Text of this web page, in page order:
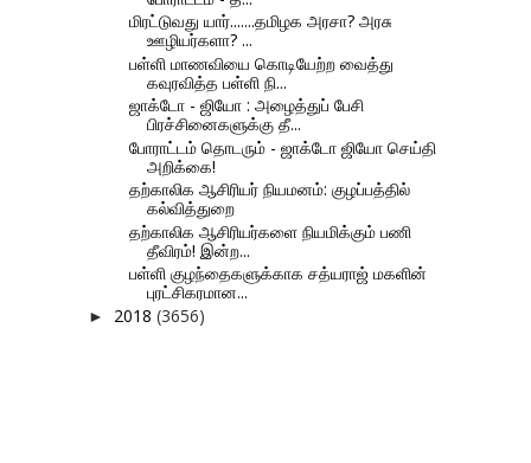
மிரட்டுவது யார்.......தமிழக அரசா? அரசு
ஊழியர்களா? ...
பள்ளி மாணவியை கொடியேற்ற வைத்து
கவுரவித்த பள்ளி நி...
ஜாக்டோ - ஜியோ : அழைத்துப் பேசி
பிரச்சினைகளுக்கு தீ...
போராட்டம் தொடரும் - ஜாக்டோ ஜியோ செய்தி
அறிக்கை!
தற்காலிக ஆசிரியர் நியமனம்: குழப்பத்தில்
கல்வித்துறை
தற்காலிக ஆசிரியர்களை நியமிக்கும் பணி
தீவிரம்! இன்ற...
பள்ளி குழந்தைகளுக்காக சத்யராஜ் மகளின்
புரட்சிகரமான...
► 2018 (3656)